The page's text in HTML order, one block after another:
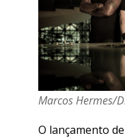
Marcos Hermes/
O lançamento